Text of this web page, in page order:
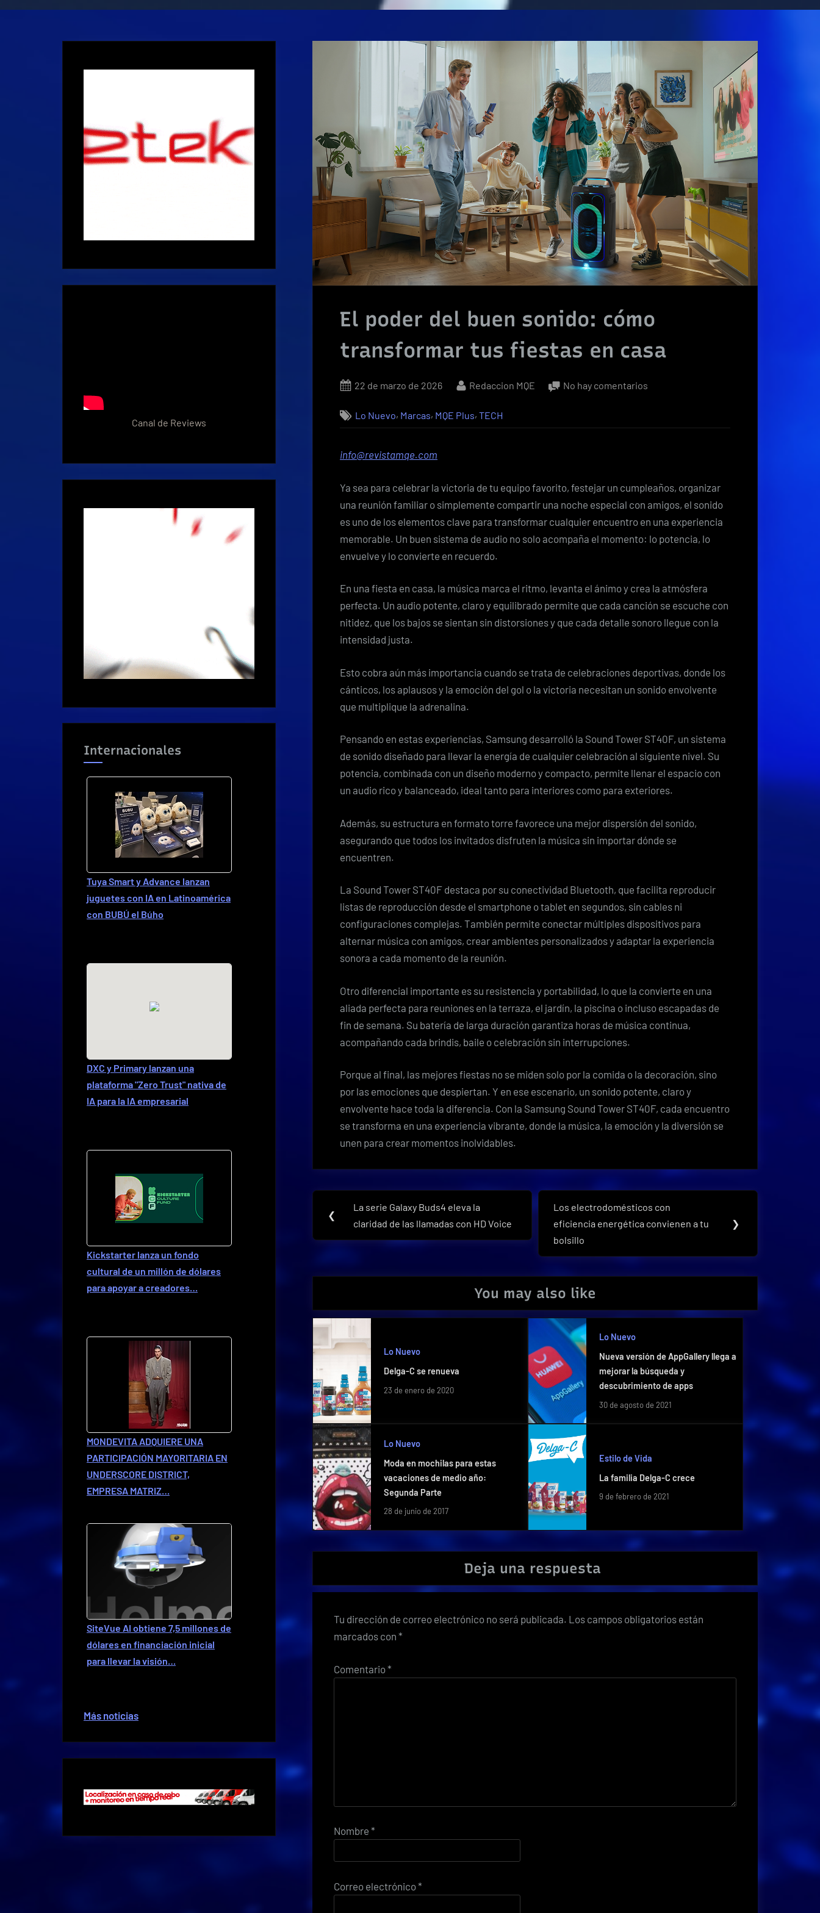
El poder del buen sonido: cómo
transformar tus fiestas en casa
Posted
22 de marzo de 2026 By
Redaccion MQE No hay comentarios
cómo
transformar
Lo Nuevo, Marcas, MQE Plus,TECH
info@revistamqe.com
Ya sea para celebrar la victoria de tu equipo favorito, festejar un cumpleaños, organizar
una reunión familiar o simplemente compartir una noche especial con amigos, el sonido
es uno de los elementos clave para transformar cualquier encuentro en una experiencia
memorable. Un buen sistema de audio no solo acompaña el momento: lo potencia, lo
envuelve y lo convierte en recuerdo.
En una fiesta en casa, la música marca el ritmo, levanta el ánimo y crea la atmósfera
perfecta. Un audio potente, claro y equilibrado permite que cada canción se escuche con
nitidez, que los bajos se sientan sin distorsiones y que cada detalle sonoro llegue con la
intensidad justa.
Esto cobra aún más importancia cuando se trata de celebraciones deportivas, donde los
cánticos, los aplausos y la emoción del gol o la victoria necesitan un sonido envolvente
que multiplique la adrenalina.
Pensando en estas experiencias, Samsung desarrolló la Sound Tower ST40F, un sistema
de sonido diseñado para llevar la energía de cualquier celebración al siguiente nivel. Su
potencia, combinada con un diseño moderno y compacto, permite llenar el espacio con
un audio rico y balanceado, ideal tanto para interiores como para exteriores.
Además, su estructura en formato torre favorece una mejor dispersión del sonido,
asegurando que todos los invitados disfruten la música sin importar dónde se
encuentren.
La Sound Tower ST40F destaca por su conectividad Bluetooth, que facilita reproducir
listas de reproducción desde el smartphone o tablet en segundos, sin cables ni
configuraciones complejas. También permite conectar múltiples dispositivos para
alternar música con amigos, crear ambientes personalizados y adaptar la experiencia
sonora a cada momento de la reunión.
Otro diferencial importante es su resistencia y portabilidad, lo que la convierte en una
aliada perfecta para reuniones en la terraza, el jardín, la piscina o incluso escapadas de
fin de semana. Su batería de larga duración garantiza horas de música continua,
acompañando cada brindis, baile o celebración sin interrupciones.
Porque al final, las mejores fiestas no se miden solo por la comida o la decoración, sino
por las emociones que despiertan. Y en ese escenario, un sonido potente, claro y
envolvente hace toda la diferencia. Con la Samsung Sound Tower ST40F, cada encuentro
se transforma en una experiencia vibrante, donde la música, la emoción y la diversión se
unen para crear momentos inolvidables.
Navegación
de
entradas
❮
Previous
Post:
La serie Galaxy Buds4 eleva la
claridad de las llamadas con HD Voice
Next
Post:
Los electrodomésticos con
eficiencia energética convienen a tu
bolsillo
❯
You may also like
Lo Nuevo
Delga-C se renueva
23 de enero de 2020
Lo Nuevo
Nueva versión de AppGallery llega a
mejorar la búsqueda y
descubrimiento de apps
30 de agosto de 2021
Lo Nuevo
Moda en mochilas para estas
vacaciones de medio año:
Segunda Parte
28 de junio de 2017
Estilo de Vida
La familia Delga-C crece
9 de febrero de 2021
Deja una respuesta
Tu dirección de correo electrónico no será publicada. Los campos obligatorios están
marcados con *
Comentario*
Nombre *
Correo electrónico*
Canal de Reviews
Internacionales
Tuya Smart y Advance lanzan
juguetes con IA en Latinoamérica
con BUBÚ el Búho
DXC y Primary lanzan una
plataforma "Zero Trust" nativa de
IA para la IA empresarial
Kickstarter lanza un fondo
cultural de un millón de dólares
para apoyar a creadores…
MONDEVITA ADQUIERE UNA
PARTICIPACIÓN MAYORITARIA EN
UNDERSCORE DISTRICT,
EMPRESA MATRIZ…
SiteVue AI obtiene 7,5 millones de
dólares en financiación inicial
para llevar la visión…
Más noticias